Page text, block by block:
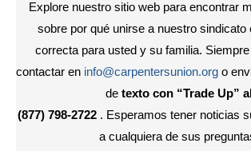
Explore nuestro sitio web para encontrar
sobre por qué unirse a nuestro sindicato
correcta para usted y su familia.
contactar en info@carpentersunion.org o
de texto con “Trade Up” al
(877) 798-2722 . Esperamos tener noticias
a cualquiera de sus